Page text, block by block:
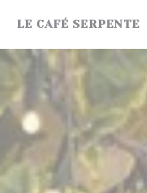
LE CAFÉ SERPENTE